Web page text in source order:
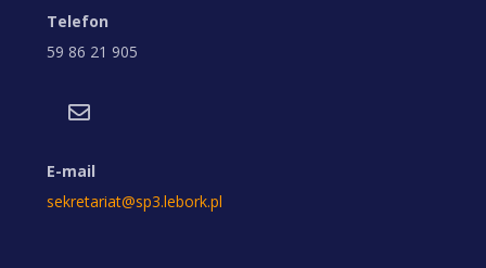
Telefon
59 86 21 905
E-mail
sekretariat@sp3.lebork.pl